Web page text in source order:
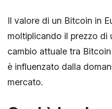
Il valore di un Bitcoin in
moltiplicando il prezzo di
cambio attuale tra
è influenzato dalla
mercato.